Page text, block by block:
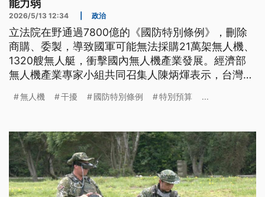
能力弱
2026/5/13 12:34 政治
立法院在野通過7800億的《國防特別條例》，刪除
商購、委製，導致國軍可能無法採購21萬架無人機、
1320艘無人艇，衝擊國內無人機產業發展。經濟部
無人機產業專家小組共同召集人陳炳煇表示，台灣外
引廠商加入，但國民黨立委馬文君認為，國產無人機
無人機 干擾 國防特別條例 特別預算 ...